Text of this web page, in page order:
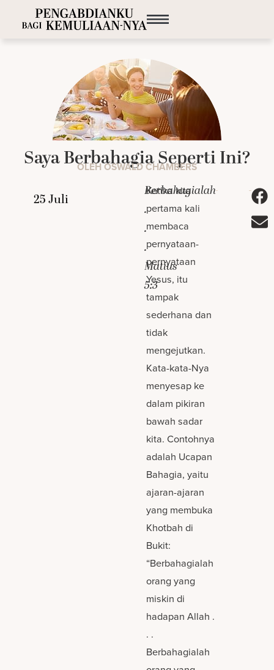
Saya Berbahagia Seperti Ini?
OLEH OSWALD CHAMBERS
Berbahagialah
.
.
.
Matius
5:3
Ketika kita
pertama kali
membaca
pernyataan-
pernyataan
Yesus, itu
tampak
sederhana dan
tidak
mengejutkan.
Kata-kata-Nya
menyesap ke
dalam pikiran
bawah sadar
kita. Contohnya
adalah Ucapan
Bahagia, yaitu
ajaran-ajaran
yang membuka
Khotbah di
Bukit:
“Berbahagialah
orang yang
miskin di
hadapan Allah .
. .
Berbahagialah